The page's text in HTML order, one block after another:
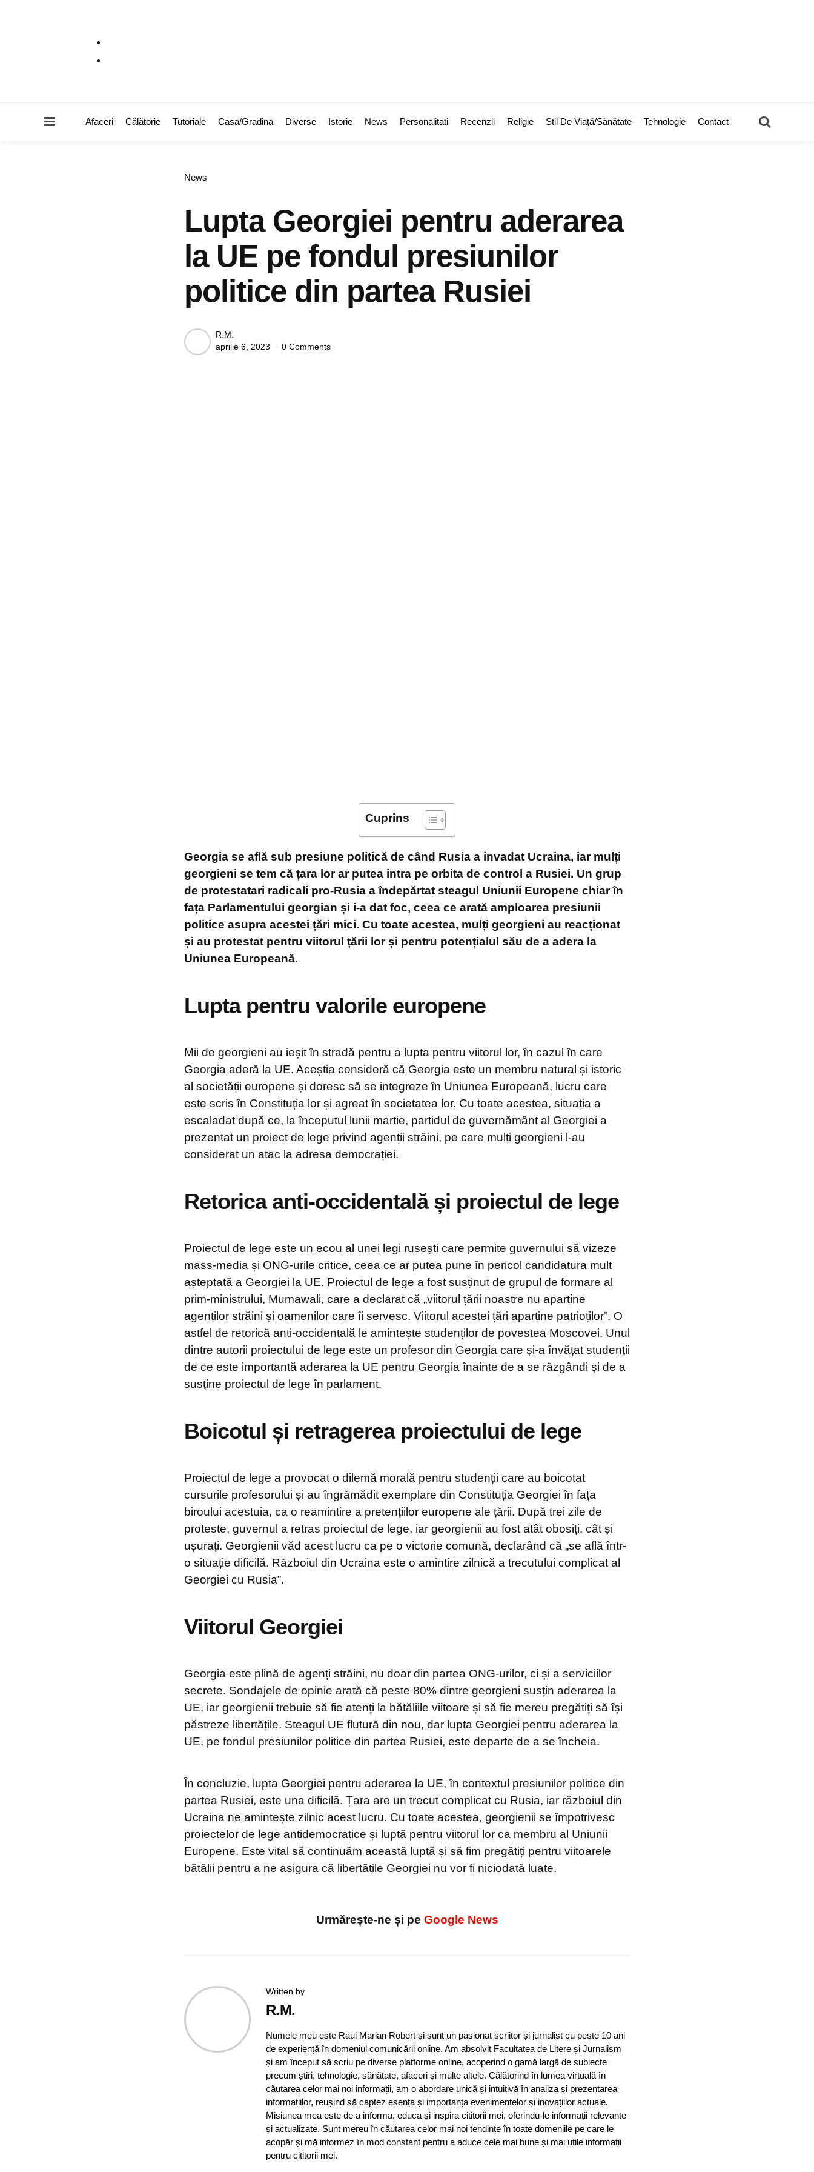
Afaceri Călătorie Tutoriale Casa/Gradina Diverse Istorie News Personalitati Recenzii Religie Stil De Viaţă/Sănătate Tehnologie Contact
Categories
News
Lupta Georgiei pentru aderarea
la UE pe fondul presiunilor
politice din partea Rusiei
Posted
by
R.M.
aprilie 6, 2023
0 Comments
Cuprins
Georgia se află sub presiune politică de când Rusia a invadat Ucraina, iar mulți
georgieni se tem că țara lor ar putea intra pe orbita de control a Rusiei. Un grup
de protestatari radicali pro-Rusia a îndepărtat steagul Uniunii Europene chiar în
fața Parlamentului georgian și i-a dat foc, ceea ce arată amploarea presiunii
politice asupra acestei țări mici. Cu toate acestea, mulți georgieni au reacționat
și au protestat pentru viitorul țării lor și pentru potențialul său de a adera la
Uniunea Europeană.
Lupta pentru valorile europene
Mii de georgieni au ieșit în stradă pentru a lupta pentru viitorul lor, în cazul în care
Georgia aderă la UE. Aceștia consideră că Georgia este un membru natural și istoric
al societății europene și doresc să se integreze în Uniunea Europeană, lucru care
este scris în Constituția lor și agreat în societatea lor. Cu toate acestea, situația a
escaladat după ce, la începutul lunii martie, partidul de guvernământ al Georgiei a
prezentat un proiect de lege privind agenții străini, pe care mulți georgieni l-au
considerat un atac la adresa democrației.
Retorica anti-occidentală și proiectul de lege
Proiectul de lege este un ecou al unei legi rusești care permite guvernului să vizeze
mass-media și ONG-urile critice, ceea ce ar putea pune în pericol candidatura mult
așteptată a Georgiei la UE. Proiectul de lege a fost susținut de grupul de formare al
prim-ministrului, Mumawali, care a declarat că „viitorul țării noastre nu aparține
agenților străini și oamenilor care îi servesc. Viitorul acestei țări aparține patrioților”. O
astfel de retorică anti-occidentală le amintește studenților de povestea Moscovei. Unul
dintre autorii proiectului de lege este un profesor din Georgia care și-a învățat studenții
de ce este importantă aderarea la UE pentru Georgia înainte de a se răzgândi și de a
susține proiectul de lege în parlament.
Boicotul și retragerea proiectului de lege
Proiectul de lege a provocat o dilemă morală pentru studenții care au boicotat
cursurile profesorului și au îngrămădit exemplare din Constituția Georgiei în fața
biroului acestuia, ca o reamintire a pretențiilor europene ale țării. După trei zile de
proteste, guvernul a retras proiectul de lege, iar georgienii au fost atât obosiți, cât și
ușurați. Georgienii văd acest lucru ca pe o victorie comună, declarând că „se află într-
o situație dificilă. Războiul din Ucraina este o amintire zilnică a trecutului complicat al
Georgiei cu Rusia”.
Viitorul Georgiei
Georgia este plină de agenți străini, nu doar din partea ONG-urilor, ci și a serviciilor
secrete. Sondajele de opinie arată că peste 80% dintre georgieni susțin aderarea la
UE, iar georgienii trebuie să fie atenți la bătăliile viitoare și să fie mereu pregătiți să își
păstreze libertățile. Steagul UE flutură din nou, dar lupta Georgiei pentru aderarea la
UE, pe fondul presiunilor politice din partea Rusiei, este departe de a se încheia.
În concluzie, lupta Georgiei pentru aderarea la UE, în contextul presiunilor politice din
partea Rusiei, este una dificilă. Țara are un trecut complicat cu Rusia, iar războiul din
Ucraina ne amintește zilnic acest lucru. Cu toate acestea, georgienii se împotrivesc
proiectelor de lege antidemocratice și luptă pentru viitorul lor ca membru al Uniunii
Europene. Este vital să continuăm această luptă și să fim pregătiți pentru viitoarele
bătălii pentru a ne asigura că libertățile Georgiei nu vor fi niciodată luate.
Urmărește-ne și pe Google News
Written by
R.M.
Numele meu este Raul Marian Robert și sunt un pasionat scriitor și jurnalist cu peste 10 ani
de experiență în domeniul comunicării online. Am absolvit Facultatea de Litere și Jurnalism
și am început să scriu pe diverse platforme online, acoperind o gamă largă de subiecte
precum știri, tehnologie, sănătate, afaceri și multe altele. Călătorind în lumea virtuală în
căutarea celor mai noi informații, am o abordare unică și intuitivă în analiza și prezentarea
informațiilor, reușind să captez esența și importanța evenimentelor și inovațiilor actuale.
Misiunea mea este de a informa, educa și inspira cititorii mei, oferindu-le informații relevante
și actualizate. Sunt mereu în căutarea celor mai noi tendințe în toate domeniile pe care le
acopăr și mă informez în mod constant pentru a aduce cele mai bune și mai utile informații
pentru cititorii mei.